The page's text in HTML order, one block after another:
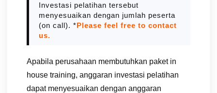
Investasi pelatihan tersebut
menyesuaikan dengan jumlah peserta
(on call). *Please feel free to contact
us.
Apabila perusahaan membutuhkan paket in
house training, anggaran investasi pelatihan
dapat menyesuaikan dengan anggaran